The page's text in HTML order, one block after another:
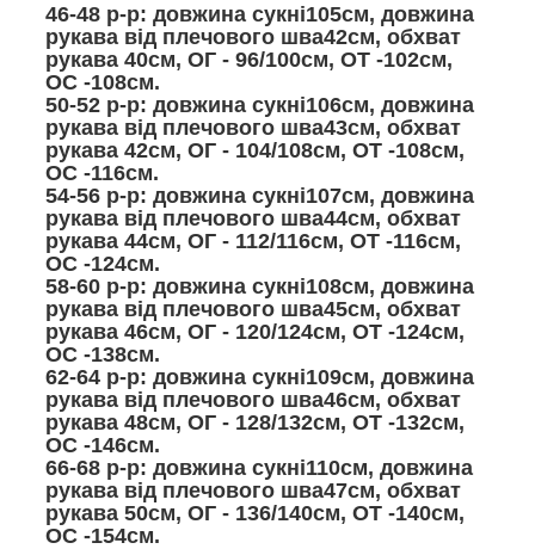
46-48 р-р: довжина сукні105см, довжина
рукава від плечового шва42см, обхват
рукава 40см, ОГ - 96/100см, ОТ -102см,
ОС -108см.
50-52 р-р: довжина сукні106см, довжина
рукава від плечового шва43см, обхват
рукава 42см, ОГ - 104/108см, ОТ -108см,
ОС -116см.
54-56 р-р: довжина сукні107см, довжина
рукава від плечового шва44см, обхват
рукава 44см, ОГ - 112/116см, ОТ -116см,
ОС -124см.
58-60 р-р: довжина сукні108см, довжина
рукава від плечового шва45см, обхват
рукава 46см, ОГ - 120/124см, ОТ -124см,
ОС -138см.
62-64 р-р: довжина сукні109см, довжина
рукава від плечового шва46см, обхват
рукава 48см, ОГ - 128/132см, ОТ -132см,
ОС -146см.
66-68 р-р: довжина сукні110см, довжина
рукава від плечового шва47см, обхват
рукава 50см, ОГ - 136/140см, ОТ -140см,
ОС -154см.